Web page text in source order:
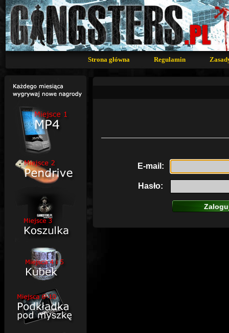
Strona główna Regulamin
E-mail:
Hasło: